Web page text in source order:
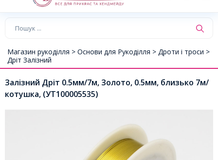
Магазин рукоділля > Основи для Рукоділля > Дроти і троси >
Дріт Залізний
Залізний Дріт 0.5мм/7м, Золото, 0.5мм, близько 7м/
котушка, (УТ100005535)